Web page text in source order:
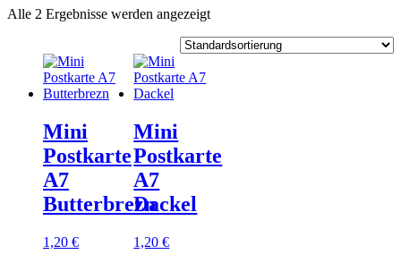
Alle 2 Ergebnisse werden angezeigt
Mini
Postkarte
A7
Butterbrezn
1,20 €
Mini
Postkarte
A7
Dackel
1,20€